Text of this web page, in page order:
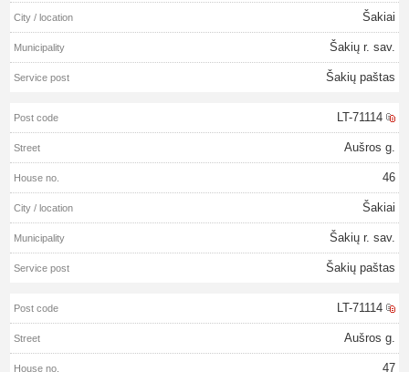
Šakiai
Šakių r. sav.
Šakių paštas
LT-71114
Aušros g.
46
Šakiai
Šakių r. sav.
Šakių paštas
LT-71114
Aušros g.
47